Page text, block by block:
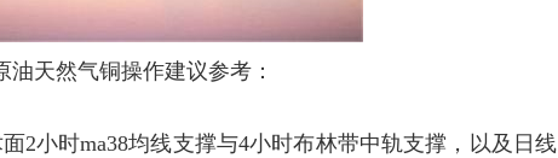
天然气铜操作建议参考：
小时ma38均线支撑与4小时布林带中轨支撑，以及日线